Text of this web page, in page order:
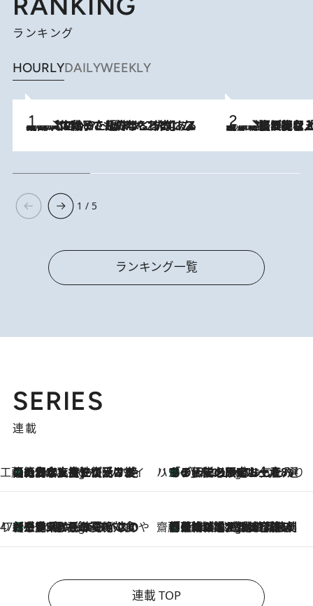
ランキング
HOURLYDAILYWEEKLY
2026.8.5
【阿川佐和子さんの年とる力】なぜ70代で始めた趣味は“こんなに楽しい”のか？ ピアノ、俳句…スランプに陥っても続けられる“ある秘訣”とは 2026.8.5
【なぜ吉沢亮は「気配を消せる」のか？】興行収入208億の『国宝』を経て挑むミュージカル『ディア・エヴァン・ハンセン』。トップ俳優が舞台上でさらけ出した“孤独”とは
1 / 5
ランキング一覧
SERIES
連載
工藤まやのおもてなしハワイ
5 Hours Ago
【ハワイ土産】ローカルの絶大な支持で復活！ 絶品の幻クッキー《元ファンの日本人女性が受け継いだ名店》 ハワイ賢者 リサのお気に入りリスト5 Hours Ago
あの伝説の限定トートも！ リニューアルした「ディーン＆デルーカ ハワイ」で必須のお土産8選
47都道府県の手みやげ ひんやりスイーツで夏を満喫
5 Hours Ago
【三重県】この夏絶対食べたい 冷やしておいしいおやつ3選 お餅×アイスの新感覚スイーツ 齋藤 薫 美容脳ルネサンス
5 Hours Ago
「荷物が増えるほど旅ストレスは増す」美容ジャーナリストがたどり着いた最終結論。“化粧品を劇的に減らす”感動の凝縮美容とは
連載 TOP